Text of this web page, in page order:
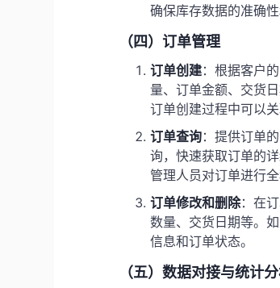
确保库存数据的准确性
（四）订单管理
订单创建：根据客户
量、订单金额、交货
订单创建过程中可以
订单查询：提供订单
询，快速获取订单的
管理人员对订单进行全
订单修改和删除：在
数量、交货日期等。
信息和订单状态。
（五）数据对接与统计